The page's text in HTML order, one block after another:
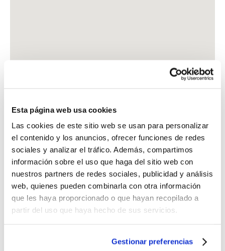
Esta página web usa cookies
Las cookies de este sitio web se usan para personalizar
el contenido y los anuncios, ofrecer funciones de redes
sociales y analizar el tráfico. Además, compartimos
información sobre el uso que haga del sitio web con
nuestros partners de redes sociales, publicidad y análisis
web, quienes pueden combinarla con otra información
que les haya proporcionado o que hayan recopilado a
partir del uso que haya hecho de sus servicios.
Gestionar preferencias
FARMACIA MARTINEZ COUTO, CAROLINA